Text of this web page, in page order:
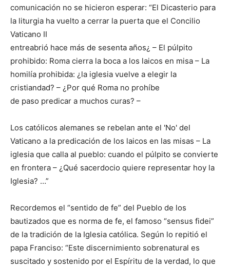
comunicación no se hicieron esperar: “El Dicasterio para
la liturgia ha vuelto a cerrar la puerta que el Concilio
Vaticano II
entreabrió hace más de sesenta años¿ – El púlpito
prohibido: Roma cierra la boca a los laicos en misa – La
homilía prohibida: ¿la iglesia vuelve a elegir la
cristiandad? – ¿Por qué Roma no prohíbe
de paso predicar a muchos curas? –
Los católicos alemanes se rebelan ante el 'No' del
Vaticano a la predicación de los laicos en las misas – La
iglesia que calla al pueblo: cuando el púlpito se convierte
en frontera – ¿Qué sacerdocio quiere representar hoy la
Iglesia? …”
Recordemos el “sentido de fe” del Pueblo de los
bautizados que es norma de fe, el famoso “sensus fidei”
de la tradición de la Iglesia católica. Según lo repitió el
papa Franciso: “Este discernimiento sobrenatural es
suscitado y sostenido por el Espíritu de la verdad, lo que